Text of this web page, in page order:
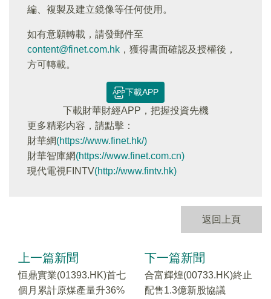
編、複製及建立鏡像等任何使用。
如有意願轉載，請發郵件至
content@finet.com.hk ，獲得書面確認及授權後，
方可轉載。
下載APP
下載財華財經APP，把握投資先機
更多精彩内容，請點擊：
財華網(https://www.finet.hk/)
財華智庫網(https://www.finet.com.cn)
現代電視FINTV(http://www.fintv.hk)
返回上頁
上一篇新聞
恒鼎實業(01393.HK)首七
個月累計原煤產量升36%
下一篇新聞
合富輝煌(00733.HK)終止
配售1.3億新股協議